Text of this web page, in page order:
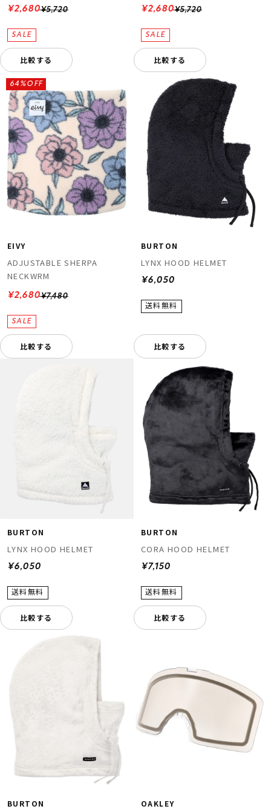
¥5,720
¥2,680
比較する
¥5,720
¥2,680
比較する
EIVY
ADJUSTABLE SHERPA
NECKWRM
¥7,480
64%OFF
¥2,680
比較する
BURTON
LYNX HOOD HELMET
¥6,050
比較する
BURTON
LYNX HOOD HELMET
¥6,050
比較する
BURTON
CORA HOOD HELMET
¥7,150
比較する
BURTON OAKLEY